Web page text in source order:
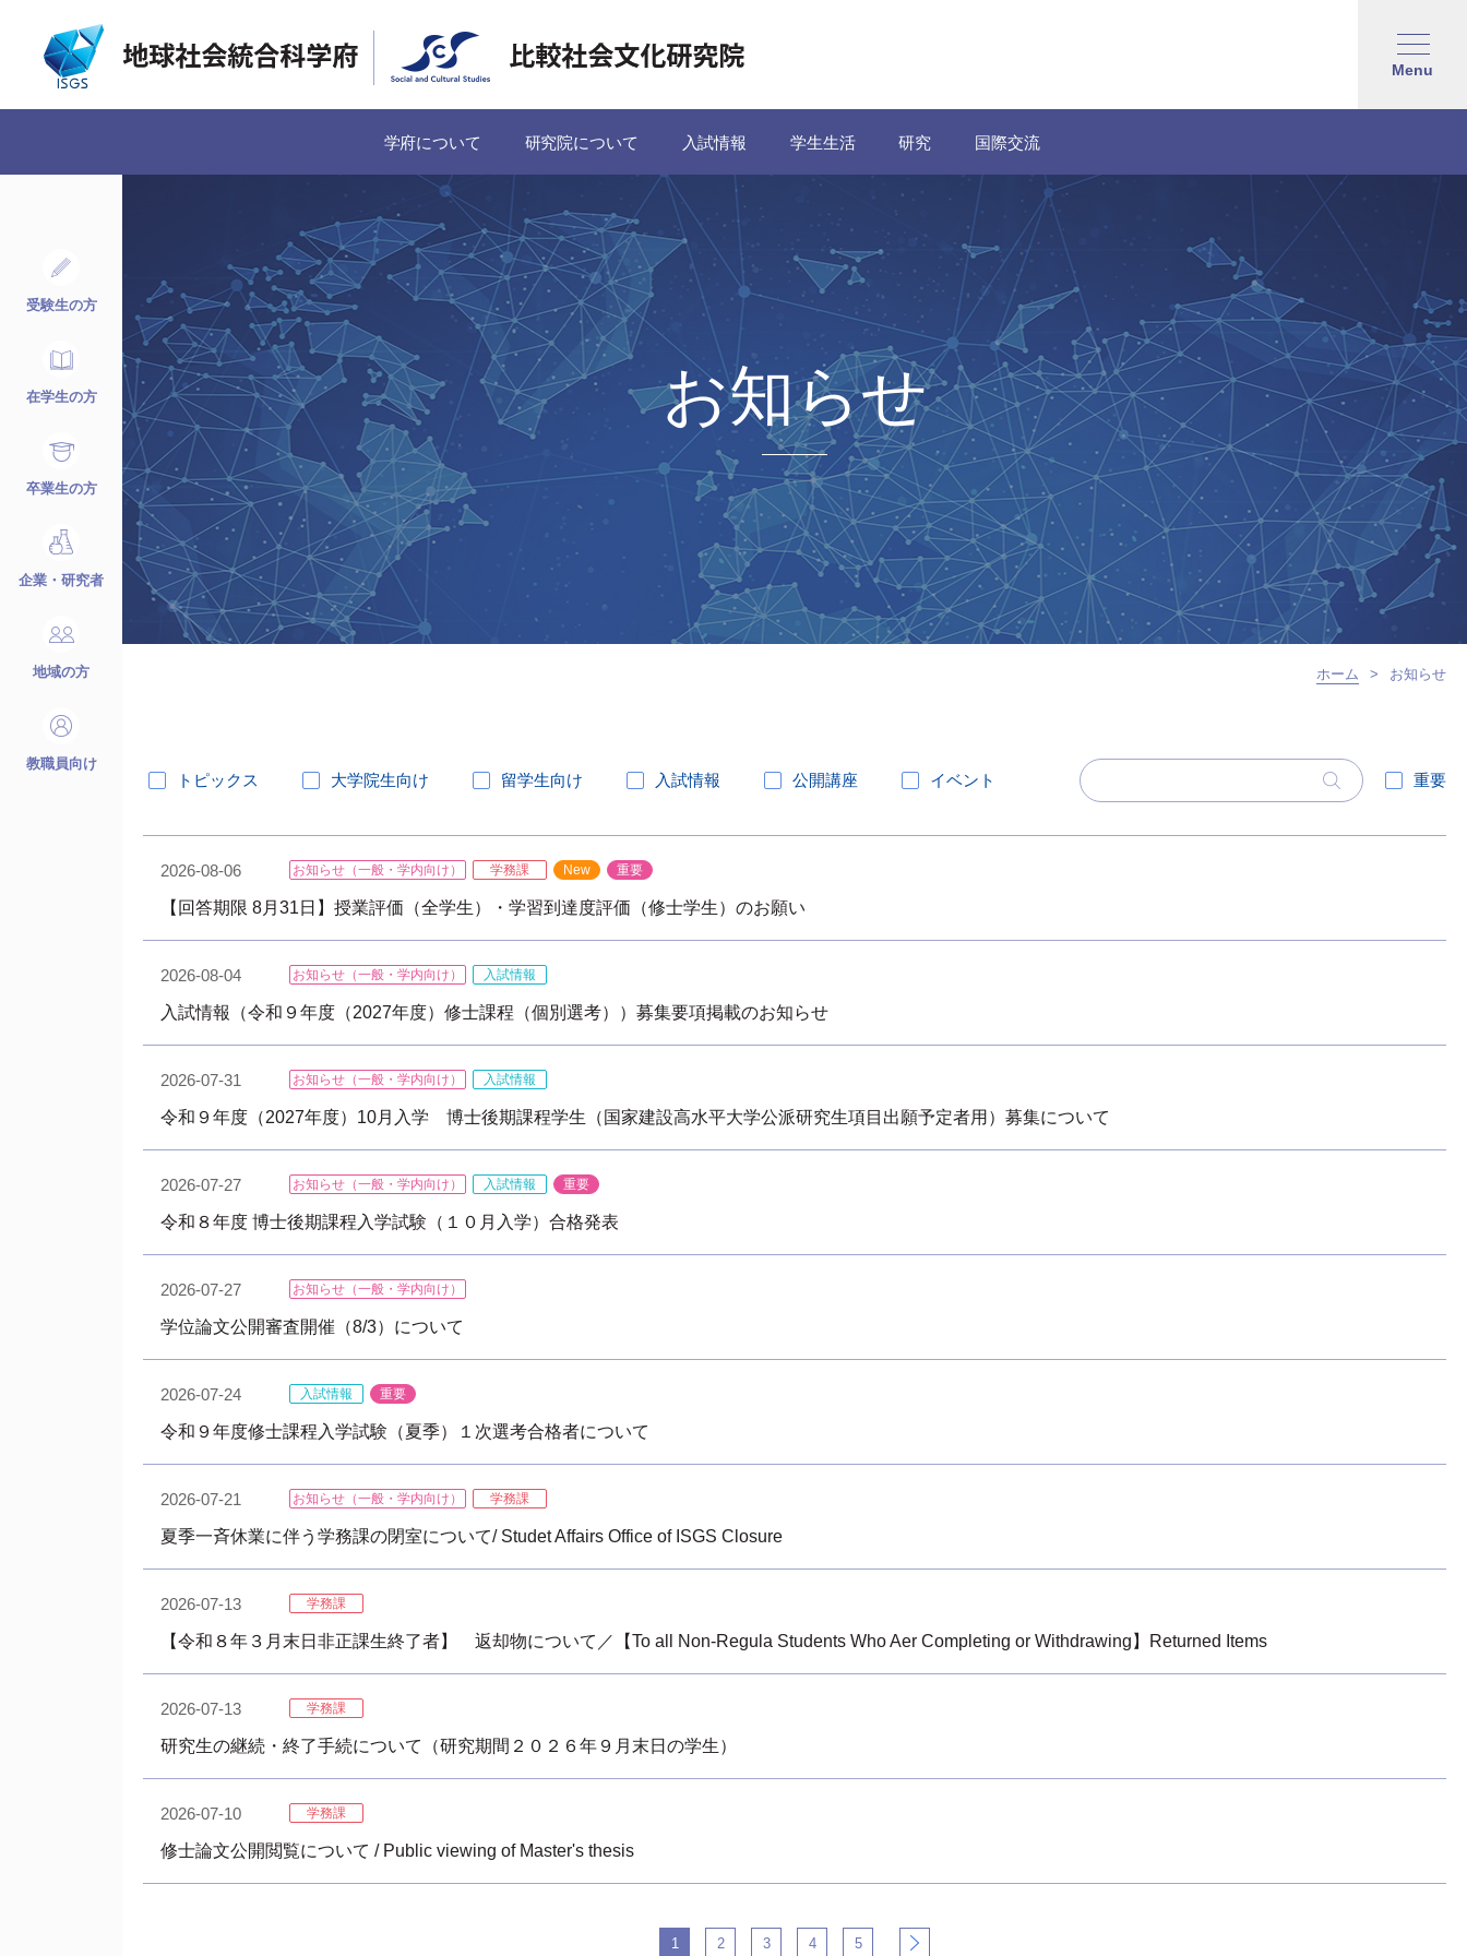
受験生の方
在学生の方
卒業生の方
企業・研究者
地域の方
教職員向け
Menu
学府について 研究院について 入試情報 学生生活 研究 国際交流
お知らせ
ホーム > お知らせ
重要
トピックス 大学院生向け 留学生向け 入試情報 公開講座 イベント
2026-08-06 お知らせ（一般・学内向け） 学務課 New 重要
【回答期限 8月31日】授業評価（全学生）・学習到達度評価（修士学生）のお願い
2026-08-04 お知らせ（一般・学内向け） 入試情報
入試情報（令和９年度（2027年度）修士課程（個別選考））募集要項掲載のお知らせ
2026-07-31 お知らせ（一般・学内向け） 入試情報
令和９年度（2027年度）10月入学 博士後期課程学生（国家建設高水平大学公派研究生項目出願予定者用）募集について
2026-07-27 お知らせ（一般・学内向け） 入試情報 重要
令和８年度 博士後期課程入学試験（１０月入学）合格発表
2026-07-27 お知らせ（一般・学内向け）
学位論文公開審査開催（8/3）について
2026-07-24 入試情報 重要
令和９年度修士課程入学試験（夏季）１次選考合格者について
2026-07-21 お知らせ（一般・学内向け） 学務課
夏季一斉休業に伴う学務課の閉室について/ Studet Affairs Office of ISGS Closure
2026-07-13 学務課
【令和８年３月末日非正課生終了者】 返却物について／【To all Non-Regula Students Who Aer Completing or Withdrawing】Returned Items
2026-07-13 学務課
研究生の継続・終了手続について（研究期間２０２６年９月末日の学生）
2026-07-10 学務課
修士論文公開閲覧について / Public viewing of Master's thesis
1 2 3 4 5